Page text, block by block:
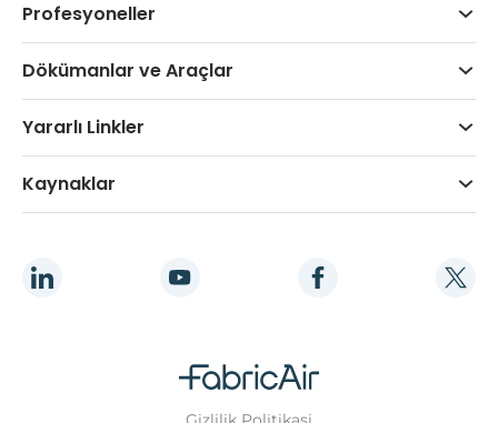
Profesyoneller
Dökümanlar ve Araçlar
Yararlı Linkler
Kaynaklar